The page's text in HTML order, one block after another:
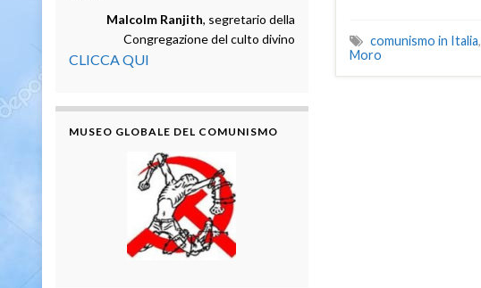
comunismo in Italia,
Moro
Malcolm Ranjith, segretario della
Congregazione del culto divino
CLICCA QUI
MUSEO GLOBALE DEL COMUNISMO